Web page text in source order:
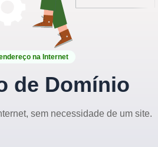
na Internet
de Domínio
sem necessidade de um site.